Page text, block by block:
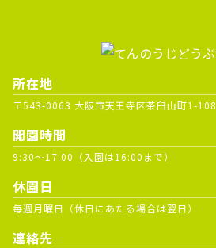
所在地
〒543-0063 大阪市天王寺区茶臼山町1-108
開園時間
9:30～17:00（入園は16:00まで）
休園日
毎週月曜日（休日にあたる場合は翌日）
連絡先